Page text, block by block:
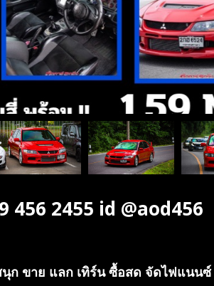
456 2455 id @aod456
นุก ขาย แลก เทิร์น ซื้อสด จัดไฟแนน